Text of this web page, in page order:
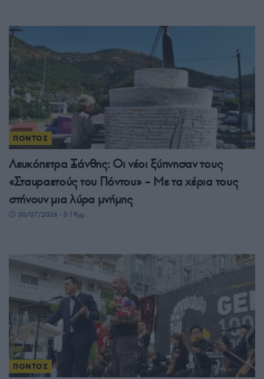
ΠΟΝΤΟΣ
Λευκόπετρα Ξάνθης: Οι νέοι ξύπνησαν τους
«Σταυραετούς του Πόντου» – Με τα χέρια τους
στήνουν μια λύρα μνήμης
30/07/2026 - 3:19μμ
ΠΟΝΤΟΣ